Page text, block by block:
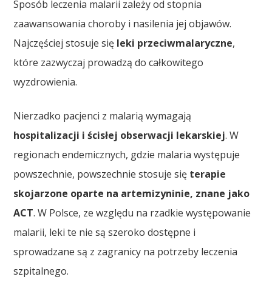
Sposób leczenia malarii zależy od stopnia
zaawansowania choroby i nasilenia jej objawów.
Najczęściej stosuje się leki przeciwmalaryczne,
które zazwyczaj prowadzą do całkowitego
wyzdrowienia.
Nierzadko pacjenci z malarią wymagają
hospitalizacji i ścisłej obserwacji lekarskiej. W
regionach endemicznych, gdzie malaria występuje
powszechnie, powszechnie stosuje się terapie
skojarzone oparte na artemizyninie, znane jako
ACT. W Polsce, ze względu na rzadkie występowanie
malarii, leki te nie są szeroko dostępne i
sprowadzane są z zagranicy na potrzeby leczenia
szpitalnego.